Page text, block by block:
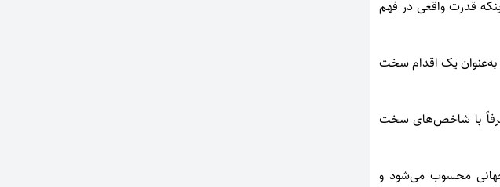
قدرت واقعی در فهم
به‌عنوان یک اقدام سخت
صرفاً با شاخص‌های سخت
محسوب می‌شود و